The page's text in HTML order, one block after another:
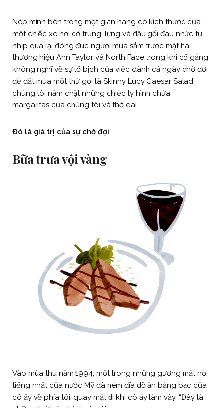
Nép mình bên trong một gian hàng có kích thước của
một chiếc xe hơi cỡ trung, lưng và đầu gối đau nhức từ
nhịp qua lại đông đúc người mua sắm trước mặt hai
thương hiệu Ann Taylor và North Face trong khi cố gắng
không nghĩ về sự lố bịch của việc dành cả ngày chờ đợi
để đặt mua một thứ gọi là Skinny Lucy Caesar Salad,
chúng tôi nắm chặt những chiếc ly hình chứa
margaritas của chúng tôi và thở dài.
Đó là giá trị của sự chờ đợi.
Bữa trưa vội vàng
Vào mùa thu năm 1994, một trong những gương mặt nổi
tiếng nhất của nước Mỹ đã ném đĩa đồ ăn bằng bạc của
cô ấy về phía tôi, quay mặt đi khi cô ấy làm vậy. “Đây là